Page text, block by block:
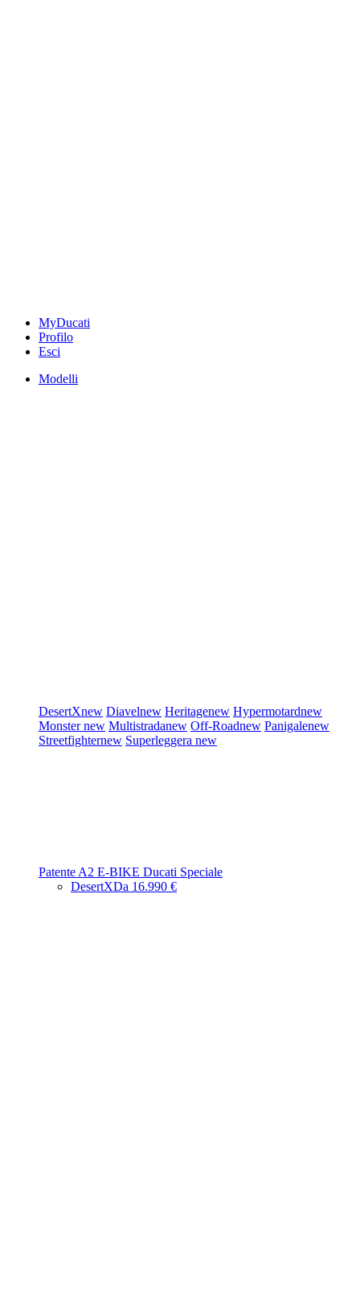
MyDucati
Profilo
Esci
Modelli
DesertXnew Diavelnew Heritagenew Hypermotardnew
Monsternew Multistradanew Off-Roadnew Panigalenew
Streetfighternew Superleggera new
Patente A2 E-BIKE Ducati Speciale
DesertXDa 16.990 €